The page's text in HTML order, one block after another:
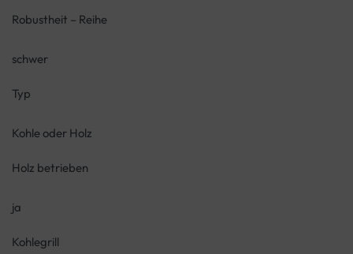
Robustheit – Reihe
schwer
Typ
Kohle oder Holz
Holz betrieben
ja
Kohlegrill